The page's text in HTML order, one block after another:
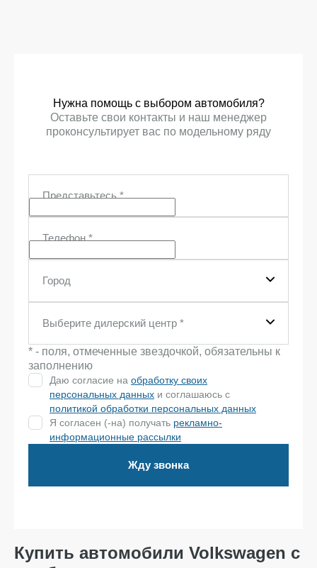
Нужна помощь с выбором автомобиля?
Оставьте свои контакты и наш менеджер
проконсультирует вас по модельному ряду
Представьтесь*
Телефон*
Город
Выберите дилерский центр *
* - поля, отмеченные звездочкой, обязательны к
заполнению
Даю согласие на обработку своих
персональных данных и соглашаюсь с
политикой обработки персональных данных
Я согласен (-на) получать рекламно-
информационные рассылки
Жду звонка
Купить автомобили Volkswagen с